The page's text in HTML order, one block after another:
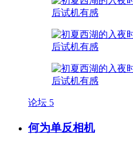
论坛 5
何为单反相机